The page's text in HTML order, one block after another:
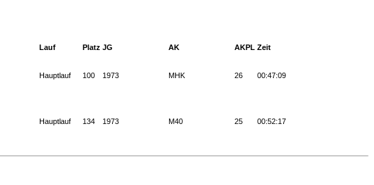
Lauf Platz JG AK AKPL Zeit
Hauptlauf 100 1973 MHK 26 00:47:09
Hauptlauf 134 1973 M40 25 00:52:17